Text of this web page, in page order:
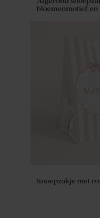
bloemenmotief en
Snoepzakje met